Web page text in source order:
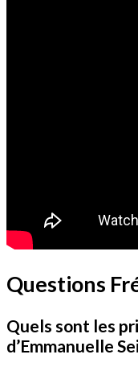
Questions
Quels sont les
d’Emmanuelle